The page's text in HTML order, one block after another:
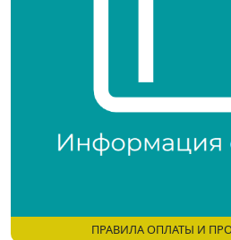
ПРАВИЛА ОПЛАТЫ И